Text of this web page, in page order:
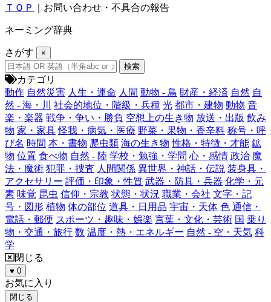
ＴＯＰ ｜お問い合わせ・不具合の報告
ネーミング辞典
さがす ×
カテゴリ
動作 自然災害 人生・運命 人間 動物 - 鳥 財産・経済 自然 自
然 - 海・川
社会的地位・階級・兵種 光 都市・建物 動物 音
楽・楽器 戦争・争い・勝負 空想上の生き物 放送・出版 飲み
物 家・家具 怪我・病気・医療 野菜・果物・香辛料 称号・呼
び名 時間 本・書物 爬虫類 海の生き物 性格・特徴・才能 鉱
物 位置 食べ物 自然 - 陸 学校・勉強・学問 心・感情 政治 魔
法・魔術 犯罪・捜査 人間関係 異世界・神話・伝説 装身具・
アクセサリー 評価・印象・性質 武器・防具・兵器 化学・元
素 味覚 昆虫 信仰・宗教 状態・状況 職業・会社 文字・記
号・図形 植物 体の部位 道具・日用品 宇宙・天体 色 通信・
電話・郵便 スポーツ・趣味・娯楽 言葉・文化・芸術 国 乗り
物・交通・旅行 数 温度・熱・エネルギー 自然 - 空・天気 科
学
閉じる
♥ 0
お気に入り
閉じる